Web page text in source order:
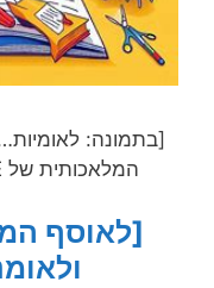
[בתמונה:
המלאכותית של DALL·E ב- Microsoft Bing]
[לאוסף